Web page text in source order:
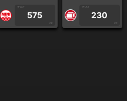
1PLAY
575
CP
1PLAY
230
CP